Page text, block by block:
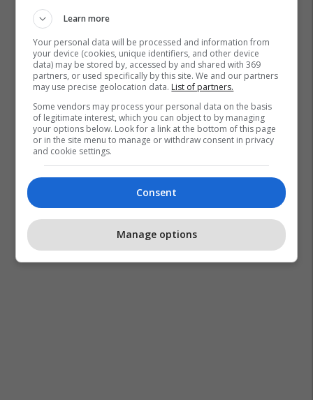
Learn more
Your personal data will be processed and information from
your device (cookies, unique identifiers, and other device
data) may be stored by, accessed by and shared with 369
partners, or used specifically by this site. We and our partners
may use precise geolocation data. List of partners.
Some vendors may process your personal data on the basis
of legitimate interest, which you can object to by managing
your options below. Look for a link at the bottom of this page
or in the site menu to manage or withdraw consent in privacy
and cookie settings.
Consent
Manage options